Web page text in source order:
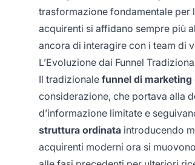
trasformazione fondamentale per
acquirenti si affidano sempre più
ancora di interagire con i team di
L’Evoluzione dai Funnel
Il tradizionale funnel di marketing
considerazione, che portava alla
d’informazione limitate e
struttura ordinata introducendo
acquirenti moderni ora si